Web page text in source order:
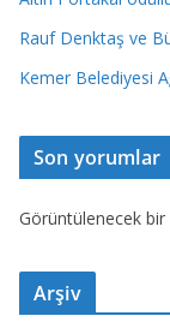
Rauf Denktaş ve
Kemer Belediyesi
Son yorumlar
Görüntülenecek
Arşiv